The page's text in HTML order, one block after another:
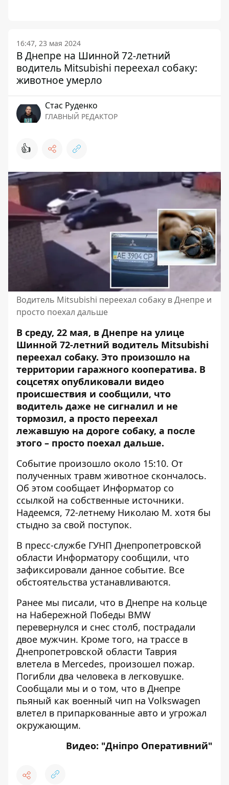
16:47, 23 мая 2024
В Днепре на Шинной 72-летний
водитель Mitsubishi переехал собаку:
животное умерло
Стаc Руденко
ГЛАВНЫЙ РЕДАКТОР
👍
Водитель Mitsubishi переехал собаку в Днепре и
просто поехал дальше
В среду, 22 мая, в Днепре на улице
Шинной 72-летний водитель Mitsubishi
переехал собаку. Это произошло на
территории гаражного кооператива. В
соцсетях опубликовали видео
происшествия и сообщили, что
водитель даже не сигналил и не
тормозил, а просто переехал
лежавшую на дороге собаку, а после
этого – просто поехал дальше.
Событие произошло около 15:10. От
полученных травм животное скончалось.
Об этом сообщает Информатор со
ссылкой на собственные источники.
Надеемся, 72-летнему Николаю М. хотя бы
стыдно за свой поступок.
В пресс-службе ГУНП Днепропетровской
области Информатору сообщили, что
зафиксировали данное событие. Все
обстоятельства устанавливаются.
Ранее мы писали, что в Днепре на кольце
на Набережной Победы BMW
перевернулся и снес столб, пострадали
двое мужчин. Кроме того, на трассе в
Днепропетровской области Таврия
влетела в Mercedes, произошел пожар.
Погибли два человека в легковушке.
Сообщали мы и о том, что в Днепре
пьяный как военный чип на Volkswagen
влетел в припаркованные авто и угрожал
окружающим.
Видео: "Дніпро Оперативний"